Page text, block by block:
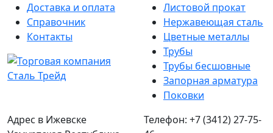
Доставка и оплата
Справочник
Контакты
Листовой прокат
Нержавеющая сталь
Цветные металлы
Трубы
Трубы бесшовные
Запорная арматура
Поковки
Адрес в Ижевске
Телефон: +7 (3412) 27-75-